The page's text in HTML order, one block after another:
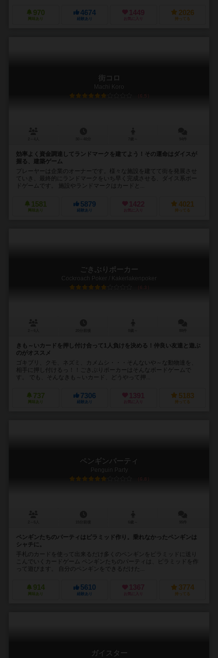
970
興味あり
4674
経験あり
1449
お気に入り
2026
持ってる
街コロ
Machi Koro
6.5
効率よく資金調達してランドマークを建てよう！その運命はダイスが
握る、建築ゲーム
プレーヤーは企業のオーナーです。様々な施設を建てて街を発展させ
ていき、最終的にランドマークをいち早く完成させる、ダイス系ボー
ドゲームです。 施設やランドマークはカードと...
1581
興味あり
5879
経験あり
1422
お気に入り
4021
持ってる
ごきぶりポーカー
Cockroach Poker / Kakerlakenpoker
6.3
きも～いカードを押し付け合って1人負けを決める！仲良い友達と遊ぶ
のがオススメ
ゴキブリ、クモ、ネズミ、カメムシ・・・そんないや～な動物達を、
相手に押し付けるっ！！ごきぶりポーカーはそんなボードゲームで
す。 でも、そんなきも～いカード、どうやって押...
737
興味あり
7306
経験あり
1391
お気に入り
5183
持ってる
ペンギンパーティ
Penguin Party
6.8
ペンギンたちのパーティはピラミッド作り。乗れなかったペンギンは
シャチに。
手札のカードを使って出来るだけ多くのペンギンをピラミッドに送り
こんでいくカードゲーム ペンギンたちのパーティは、ピラミッドを作
って遊びます。 自分のペンギンをできるだけた...
914
興味あり
5610
経験あり
1367
お気に入り
3774
持ってる
ガイスター